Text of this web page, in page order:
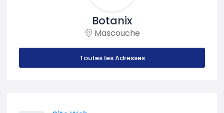
Botanix
Mascouche
Toutes les Adresses